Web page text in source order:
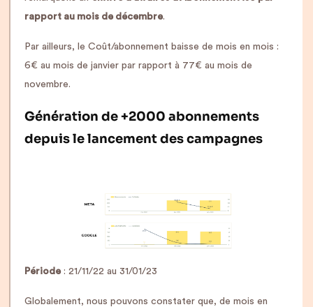
rapport au mois de décembre.
Par ailleurs, le Coût/abonnement baisse de mois en mois :
6€ au mois de janvier par rapport à 77€ au mois de
novembre.
Génération de +2000 abonnements
depuis le lancement des campagnes
Période: 21/11/22 au 31/01/23
Globalement, nous pouvons constater que, de mois en